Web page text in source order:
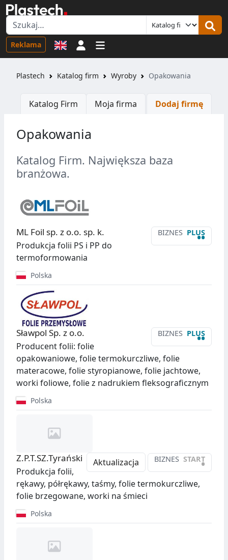
Reklama Logowanie
Plastech Katalog firm Wyroby Opakowania
Katalog Firm Moja firma Dodaj firmę
Opakowania
Katalog Firm. Największa baza
branżowa.
BIZNES PLUS
••
ML Foil sp. z o.o. sp. k.
Produkcja folii PS i PP do
termoformowania
Polska
BIZNES PLUS
••
Sławpol Sp. z o.o.
Producent folii: folie
opakowaniowe, folie termokurczliwe, folie
materacowe, folie styropianowe, folie jachtowe,
worki foliowe, folie z nadrukiem fleksograficznym
Polska
Aktualizacja BIZNES START
•
Z.P.T.SZ.Tyrański
Produkcja folii,
rękawy, półrękawy, taśmy, folie termokurczliwe,
folie brzegowane, worki na śmieci
Polska